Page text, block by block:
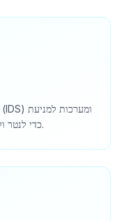
חדירות (IPS) כדי לנטר ולהגן על תשתית הרשת שלנו.